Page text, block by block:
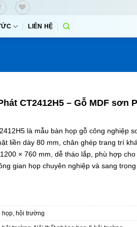
LIÊN HỆ
CT2412H5 – Gỗ MDF sơn
là mẫu bàn họp gỗ công nghiệp
liền dày 80 mm, chân ghép trang trí
× 760 mm, dễ tháo lắp, phù hợp
gian họp chuyên nghiệp và sang trọng
họp, hội trường